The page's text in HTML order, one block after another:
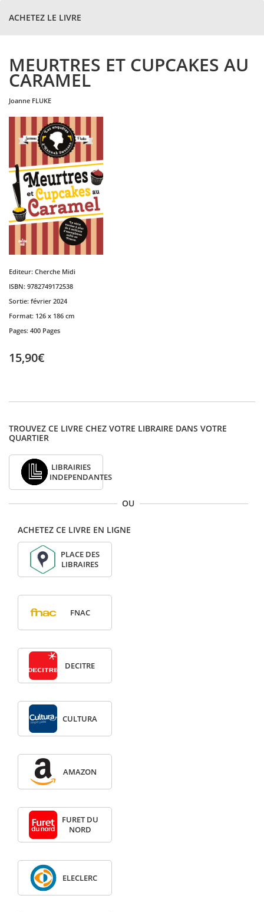
ACHETEZ LE LIVRE
MEURTRES ET CUPCAKES AU
CARAMEL
joanne FLUKE
Editeur: Cherche Midi
ISBN: 9782749172538
Sortie: février 2024
Format: 126 x 186 cm
Pages: 400 Pages
15,90€
TROUVEZ CE LIVRE CHEZ VOTRE LIBRAIRE DANS VOTRE
QUARTIER
LIBRAIRIES
INDEPENDANTES
OU
ACHETEZ CE LIVRE EN LIGNE
PLACE DES
LIBRAIRES
FNAC
DECITRE
CULTURA
AMAZON
FURET DU
NORD
ELECLERC